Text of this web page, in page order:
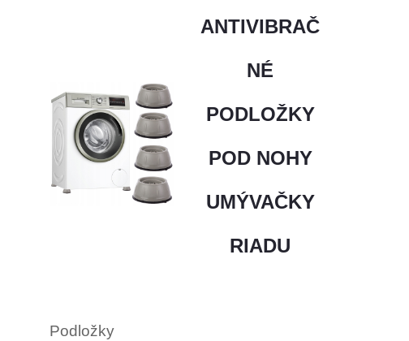
ANTIVIBRAČ
NÉ
PODLOŽKY
POD NOHY
UMÝVAČKY
RIADU
Podložky